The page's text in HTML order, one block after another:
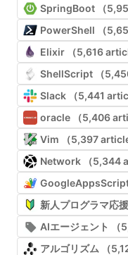
SpringBoot （
PowerShell （
Elixir （5,616
ShellScript （
Slack （5,441
oracle （5,406
Vim （5,397
Network （5,344
新人プログラマ応
AIエージェント （
アルゴリズム （